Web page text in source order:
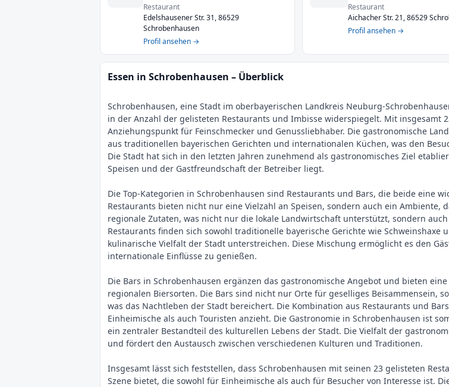
Restaurant
Edelshausener Str. 31, 86529
Schrobenhausen
Profil ansehen →
Restaurant
Aichacher Str. 21, 86529
Profil ansehen →
Essen in Schrobenhausen – Überblick
Schrobenhausen, eine Stadt im oberbayerischen Landkreis Neuburg-
in der Anzahl der gelisteten Restaurants und Imbisse widerspiegelt. Mit insgesamt
Anziehungspunkt für Feinschmecker und Genussliebhaber. Die gastronomische
aus traditionellen bayerischen Gerichten und internationalen Küchen, was den
Die Stadt hat sich in den letzten Jahren zunehmend als gastronomisches Ziel
Speisen und der Gastfreundschaft der Betreiber liegt.
Die Top-Kategorien in Schrobenhausen sind Restaurants und Bars, die beide eine
Restaurants bieten nicht nur eine Vielzahl an Speisen, sondern auch ein Ambiente,
regionale Zutaten, was nicht nur die lokale Landwirtschaft unterstützt, sondern
Restaurants finden sich sowohl traditionelle bayerische Gerichte wie
kulinarische Vielfalt der Stadt unterstreichen. Diese Mischung ermöglicht es den
internationale Einflüsse zu genießen.
Die Bars in Schrobenhausen ergänzen das gastronomische Angebot und bieten
regionalen Biersorten. Die Bars sind nicht nur Orte für geselliges Beisammensein,
was das Nachtleben der Stadt bereichert. Die Kombination aus Restaurants und
Einheimische als auch Touristen anzieht. Die Gastronomie in Schrobenhausen ist
ein zentraler Bestandteil des kulturellen Lebens der Stadt. Die Vielfalt der
und fördert den Austausch zwischen verschiedenen Kulturen und Traditionen.
Insgesamt lässt sich feststellen, dass Schrobenhausen mit seinen 23 gelisteten
Szene bietet, die sowohl für Einheimische als auch für Besucher von Interesse ist.